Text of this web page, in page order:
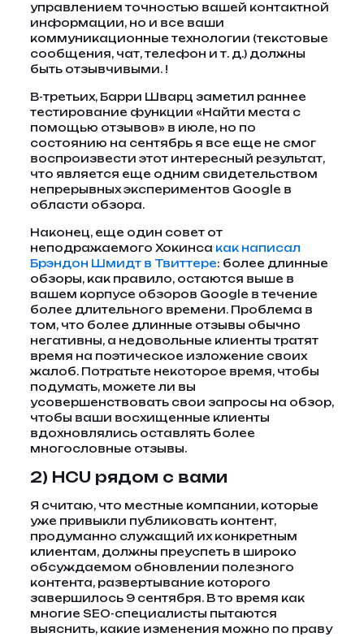
управлением точностью вашей контактной
информации, но и все ваши
коммуникационные технологии (текстовые
сообщения, чат, телефон и т. д.) должны
быть отзывчивыми. !
В-третьих, Барри Шварц заметил раннее
тестирование функции «Найти места с
помощью отзывов» в июле, но по
состоянию на сентябрь я все еще не смог
воспроизвести этот интересный результат,
что является еще одним свидетельством
непрерывных экспериментов Google в
области обзора.
Наконец, еще один совет от
неподражаемого Хокинса как написал
Брэндон Шмидт в Твиттере: более длинные
обзоры, как правило, остаются выше в
вашем корпусе обзоров Google в течение
более длительного времени. Проблема в
том, что более длинные отзывы обычно
негативны, а недовольные клиенты тратят
время на поэтическое изложение своих
жалоб. Потратьте некоторое время, чтобы
подумать, можете ли вы
усовершенствовать свои запросы на обзор,
чтобы ваши восхищенные клиенты
вдохновлялись оставлять более
многословные отзывы.
2) HCU рядом с вами
Я считаю, что местные компании, которые
уже привыкли публиковать контент,
продуманно служащий их конкретным
клиентам, должны преуспеть в широко
обсуждаемом обновлении полезного
контента, развертывание которого
завершилось 9 сентября. В то время как
многие SEO-специалисты пытаются
выяснить, какие изменения можно по праву